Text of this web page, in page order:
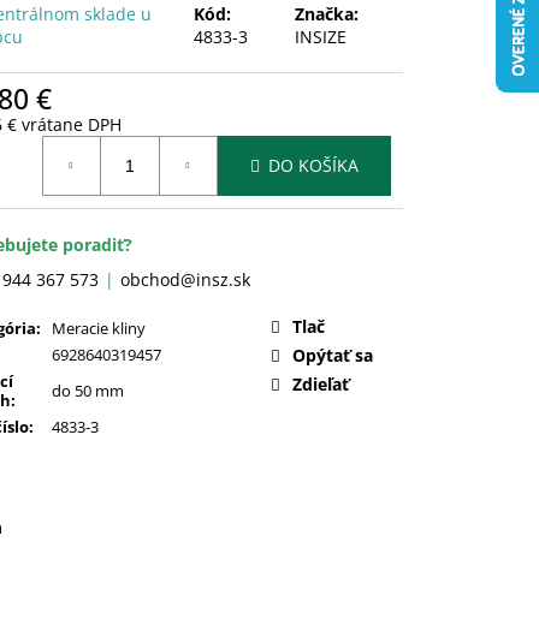
sklade u
Kód:
4833-3
Značka:
INSIZE
€
€ vrátane DPH
DO KOŠÍKA
poradiť?
367 573
obchod@insz.sk
:
Meracie kliny
6928640319457
:
do 50 mm
: 4833-3
Tlač
Opýtať sa
Zdieľať